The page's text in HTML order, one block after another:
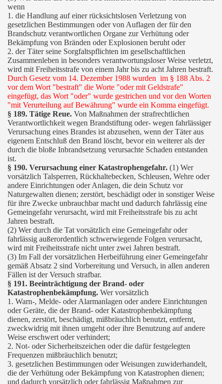
wenn
1. die Handlung auf einer rücksichtslosen Verletzung von
gesetzlichen Bestimmungen oder von Auflagen der für den
Brandschutz verantwortlichen Organe zur Verhütung oder
Bekämpfung von Bränden oder Explosionen beruht oder
2. der Täter seine Sorgfaltspflichten im gesellschaftlichen
Zusammenleben in besonders verantwortungsloser Weise verletzt,
wird mit Freiheitsstrafe von einem Jahr bis zu acht Jahren bestraft.
Durch Gesetz vom 14. Dezember 1988 wurden im § 188 Abs. 2
vor dem Wort "bestraft" die Worte "oder mit Geldstrafe"
eingefügt, das Wort "oder" wurde gestrichen und vor den Worten
"mit Verurteilung auf Bewährung" wurde ein Komma eingefügt.
§ 189. Tätige Reue. Von Maßnahmen der strafrechtlichen
Verantwortlichkeit wegen Brandstiftung oder- wegen fahrlässiger
Verursachung eines Brandes ist abzusehen, wenn der Täter aus
eigenem Entschluß den Brand löscht, bevor ein weiterer als der
durch die bloße Inbrandsetzung verursachte Schaden entstanden
ist.
§ 190. Verursachung einer Katastrophengefahr. (1) Wer
vorsätzlich Talsperren, Rückhaltebecken, Schleusen, Wehre oder
andere Einrichtungen oder Anlagen, die dein Schutz vor
Naturgewalten dienen; zerstört, beschädigt oder in sonstiger Weise
für ihre Zwecke unbrauchbar macht und dadurch fahrlässig eine
Gemeingefahr verursacht, wird mit Freiheitsstrafe bis zu acht
Jahren bestraft.
(2) Wer durch die Tat vorsätzlich eine Gemeingefahr oder
fahrlässig außerordentlich schwerwiegende Folgen verursacht,
wird mit Freiheitsstrafe nicht unter zwei Jahren bestraft.
(3) Im Fall der vorsätzlichen Herbeiführung einer Gemeingefahr
gemäß Absatz 2 sind Vorbereitung und Versuch, in allen anderen
Fällen ist der Versuch strafbar.
§ 191. Beeinträchtigung der Brand- oder
Katastrophenbekämpfung. Wer vorsätzlich
1. Warn-, Melde- oder Alarmanlagen oder andere Einrichtungen
oder Geräte, die der Brand- oder Katastrophenbekämpfung
dienen, zerstört, beschädigt, mißbräuchlich benutzt, entfernt,
zweckwidrig mit ihnen umgeht oder ihre Benutzung auf andere
Weise erschwert oder verhindert;
2. Not- oder Sicherheitszeichen oder die dafür festgelegten
Frequenzen mißbräuchlich benutzt;
3. gesetzlichen Bestimmungen oder Weisungen zuwiderhandelt,
die der Verhütung oder Bekämpfung von Katastrophen dienen;
und dadurch vorsätzlich oder fahrlässig Maßnahmen zur